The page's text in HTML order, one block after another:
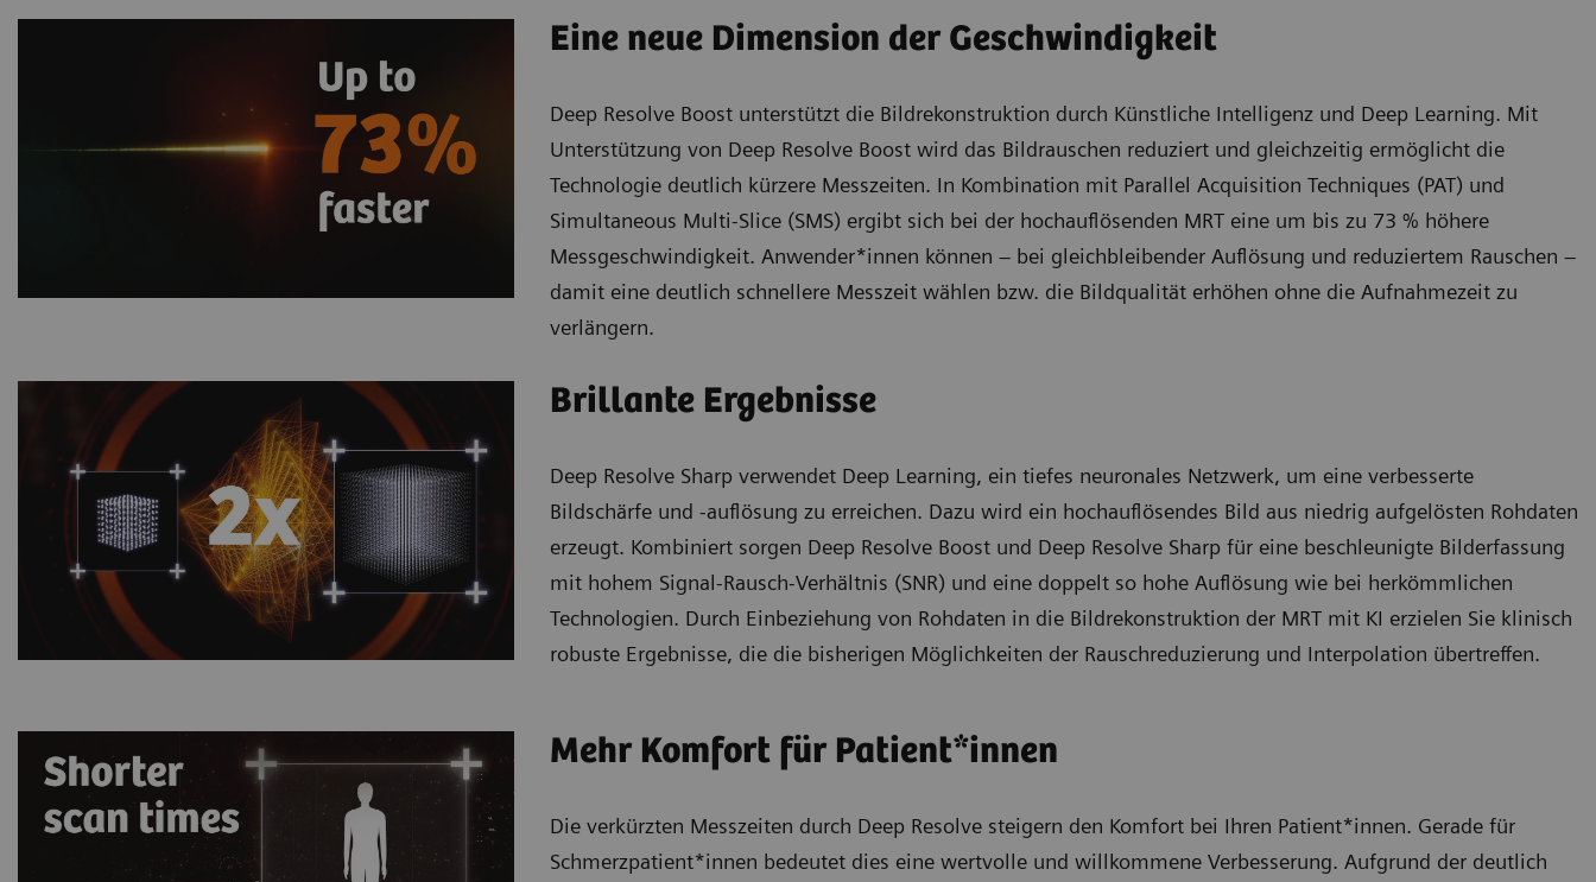
Eine neue Dimension der Geschwindigkeit
Deep Resolve Boost unterstützt die Bildrekonstruktion durch Künstliche Intelligenz und Deep Learning. Mit
Unterstützung von Deep Resolve Boost wird das Bildrauschen reduziert und gleichzeitig ermöglicht die
Technologie deutlich kürzere Messzeiten. In Kombination mit Parallel Acquisition Techniques (PAT) und
Simultaneous Multi-Slice (SMS) ergibt sich bei der hochauflösenden MRT eine um bis zu 73 % höhere
Messgeschwindigkeit. Anwender*innen können – bei gleichbleibender Auflösung und reduziertem Rauschen –
damit eine deutlich schnellere Messzeit wählen bzw. die Bildqualität erhöhen ohne die Aufnahmezeit zu
verlängern.
Brillante Ergebnisse
Deep Resolve Sharp verwendet Deep Learning, ein tiefes neuronales Netzwerk, um eine verbesserte
Bildschärfe und -auflösung zu erreichen. Dazu wird ein hochauflösendes Bild aus niedrig aufgelösten Rohdaten
erzeugt. Kombiniert sorgen Deep Resolve Boost und Deep Resolve Sharp für eine beschleunigte Bilderfassung
mit hohem Signal-Rausch-Verhältnis (SNR) und eine doppelt so hohe Auflösung wie bei herkömmlichen
Technologien. Durch Einbeziehung von Rohdaten in die Bildrekonstruktion der MRT mit KI erzielen Sie klinisch
robuste Ergebnisse, die die bisherigen Möglichkeiten der Rauschreduzierung und Interpolation übertreffen.
Mehr Komfort für Patient*innen
Die verkürzten Messzeiten durch Deep Resolve steigern den Komfort bei Ihren Patient*innen. Gerade für
Schmerzpatient*innen bedeutet dies eine wertvolle und willkommene Verbesserung. Aufgrund der deutlich